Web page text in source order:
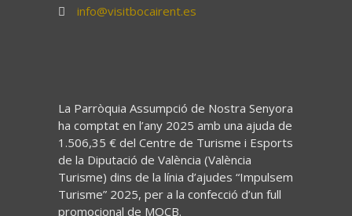
info@visitbocairent.es
La Parròquia Assumpció de Nostra Senyora
ha comptat en l’any 2025 amb una ajuda de
1.506,35 € del Centre de Turisme i Esports
de la Diputació de València (València
Turisme) dins de la línia d’ajudes “Impulsem
Turisme” 2025, per a la confecció d’un full
promocional de MOCB.